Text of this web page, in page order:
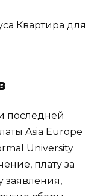
Квартира для
последней
Asia Europe
University
плату за
заявления,